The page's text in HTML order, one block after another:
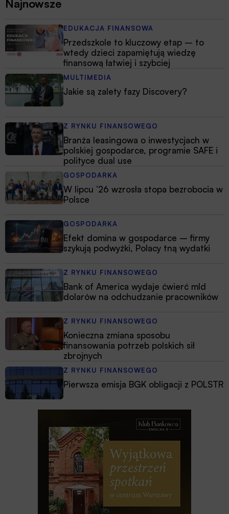
Najnowsze
EDUKACJA FINANSOWA
Przedszkole to kluczowy etap – to
wtedy dzieci zapamiętują wiedzę
finansową łatwiej i szybciej
MULTIMEDIA
Jakie są zalety fazy Discovery?
Z RYNKU FINANSOWEGO
Branża leasingowa o inwestycjach w
polskiej gospodarce, programie SAFE i
polityce dual use
GOSPODARKA
W lipcu ’26 wzrosła stopa bezrobocia w
Polsce
GOSPODARKA
Efekt domina w gospodarce – firmy
szykują podwyżki, Polacy tną wydatki
Z RYNKU FINANSOWEGO
Bank of America wydaje ćwierć mld
dolarów na odchudzanie pracowników
Z RYNKU FINANSOWEGO
Konieczna zmiana sposobu
finansowania potrzeb polskich sił
zbrojnych
Z RYNKU FINANSOWEGO
Pierwsza emisja BGK obligacji z POLSTR